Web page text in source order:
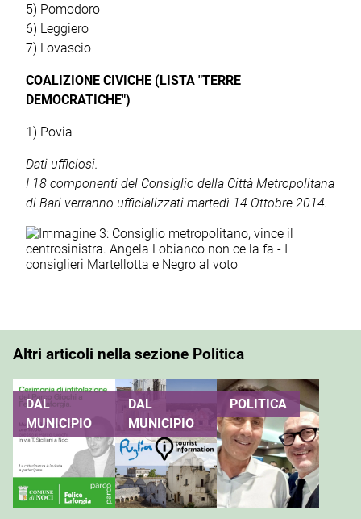
5) Pomodoro
6) Leggiero
7) Lovascio
COALIZIONE CIVICHE (LISTA "TERRE
DEMOCRATICHE")
1) Povia
Dati ufficiosi.
I 18 componenti del Consiglio della Città Metropolitana
di Bari verranno ufficializzati martedì 14 Ottobre 2014.
Altri articoli nella sezione Politica
DAL
MUNICIPIO
DAL
MUNICIPIO
POLITICA